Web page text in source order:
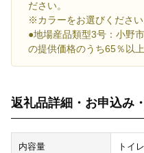
ださい。
※カラーをお選びください
●地場産品類型3号：小野
の提供価格のうち65％以
返礼品詳細・お申込み
内容量
トイ